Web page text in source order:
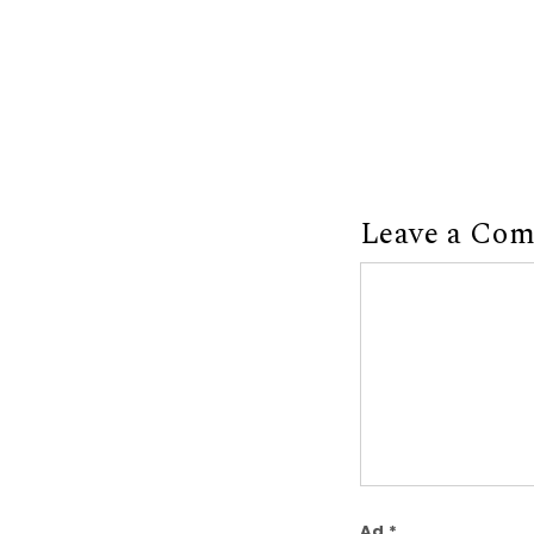
Leave a